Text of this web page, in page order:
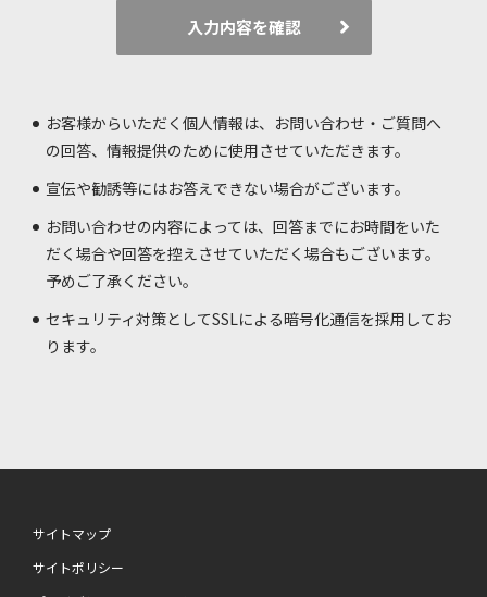
入力内容を確認
お客様からいただく個人情報は、お問い合わせ・ご質問へ
の回答、情報提供のために使用させていただきます。
宣伝や勧誘等にはお答えできない場合がございます。
お問い合わせの内容によっては、回答までにお時間をいた
だく場合や回答を控えさせていただく場合もございます。
予めご了承ください。
セキュリティ対策としてSSLによる暗号化通信を採用してお
ります。
サイトマップ
サイトポリシー